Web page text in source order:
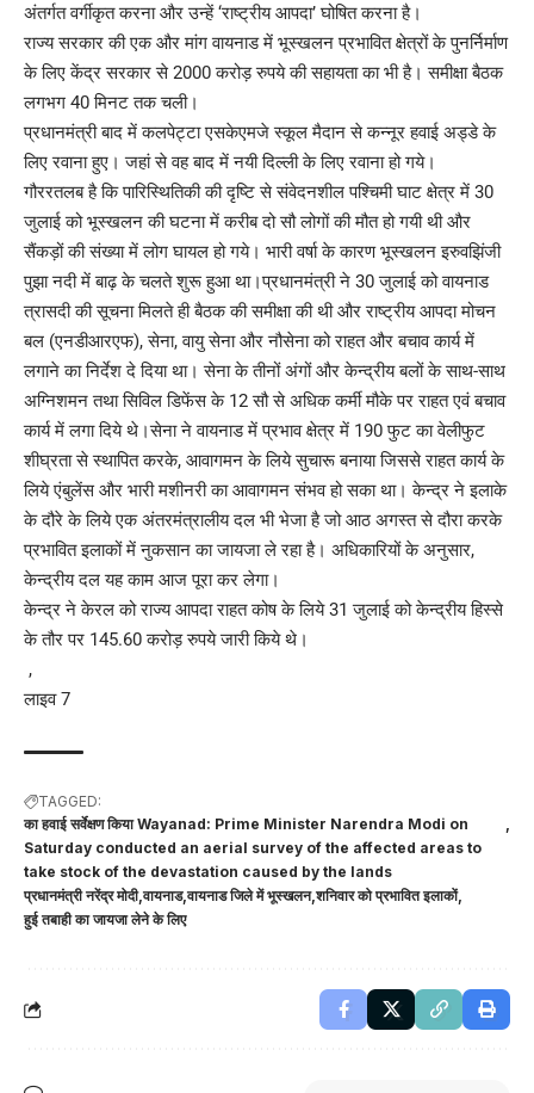
अंतर्गत वर्गीकृत करना और उन्हें ‘राष्ट्रीय आपदा’ घोषित करना है।
राज्य सरकार की एक और मांग वायनाड में भूस्खलन प्रभावित क्षेत्रों के पुनर्निर्माण
के लिए केंद्र सरकार से 2000 करोड़ रुपये की सहायता का भी है। समीक्षा बैठक
लगभग 40 मिनट तक चली।
प्रधानमंत्री बाद में कलपेट्टा एसकेएमजे स्कूल मैदान से कन्नूर हवाई अड्डे के
लिए रवाना हुए। जहां से वह बाद में नयी दिल्ली के लिए रवाना हो गये।
गौररतलब है कि पारिस्थितिकी की दृष्टि से संवेदनशील पश्चिमी घाट क्षेत्र में 30
जुलाई को भूस्खलन की घटना में करीब दो सौ लोगों की मौत हो गयी थी और
सैंकड़ों की संख्या में लोग घायल हो गये। भारी वर्षा के कारण भूस्खलन इरुवझिंजी
पुझा नदी में बाढ़ के चलते शुरू हुआ था।प्रधानमंत्री ने 30 जुलाई को वायनाड
त्रासदी की सूचना मिलते ही बैठक की समीक्षा की थी और राष्ट्रीय आपदा मोचन
बल (एनडीआरएफ), सेना, वायु सेना और नौसेना को राहत और बचाव कार्य में
लगाने का निर्देश दे दिया था। सेना के तीनों अंगों और केन्द्रीय बलों के साथ-साथ
अग्निशमन तथा सिविल डिफेंस के 12 सौ से अधिक कर्मी मौके पर राहत एवं बचाव
कार्य में लगा दिये थे।सेना ने वायनाड में प्रभाव क्षेत्र में 190 फुट का वेलीफुट
शीघ्रता से स्थापित करके, आवागमन के लिये सुचारू बनाया जिससे राहत कार्य के
लिये एंबुलेंस और भारी मशीनरी का आवागमन संभव हो सका था। केन्द्र ने इलाके
के दौरे के लिये एक अंतरमंत्रालीय दल भी भेजा है जो आठ अगस्त से दौरा करके
प्रभावित इलाकों में नुकसान का जायजा ले रहा है। अधिकारियों के अनुसार,
केन्द्रीय दल यह काम आज पूरा कर लेगा।
केन्द्र ने केरल को राज्य आपदा राहत कोष के लिये 31 जुलाई को केन्द्रीय हिस्से
के तौर पर 145.60 करोड़ रुपये जारी किये थे।
,
लाइव 7
TAGGED:
का हवाई सर्वेक्षण किया Wayanad: Prime Minister Narendra Modi on
Saturday conducted an aerial survey of the affected areas to
take stock of the devastation caused by the lands
प्रधानमंत्री नरेंद्र मोदी वायनाड वायनाड जिले में भूस्खलन शनिवार को प्रभावित इलाकों
हुई तबाही का जायजा लेने के लिए